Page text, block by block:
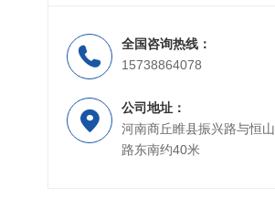
全国咨询热线：
15738864078
公司地址：
河南商丘睢县振兴路与恒山
路东南约40米